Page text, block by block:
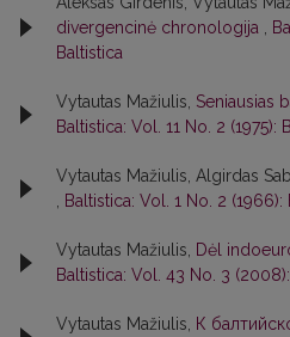
divergencinė chronologija
Baltistica
Vytautas Mažiulis, Seniausias
Baltistica: Vol. 11 No. 2 (1975):
Vytautas Mažiulis, Algirdas
Baltistica: Vol. 1 No. 2 (1966):
Vytautas Mažiulis, Dėl
Baltistica: Vol. 43 No. 3
Vytautas Mažiulis,
К